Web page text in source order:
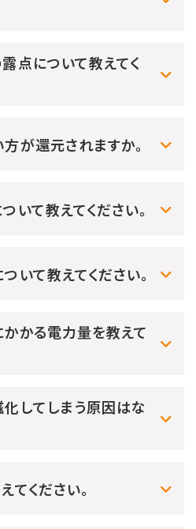
点について教えてく
が還元されますか。
いて教えてください。
いて教えてください。
かる電力量を教えて
してしまう原因はな
てください。